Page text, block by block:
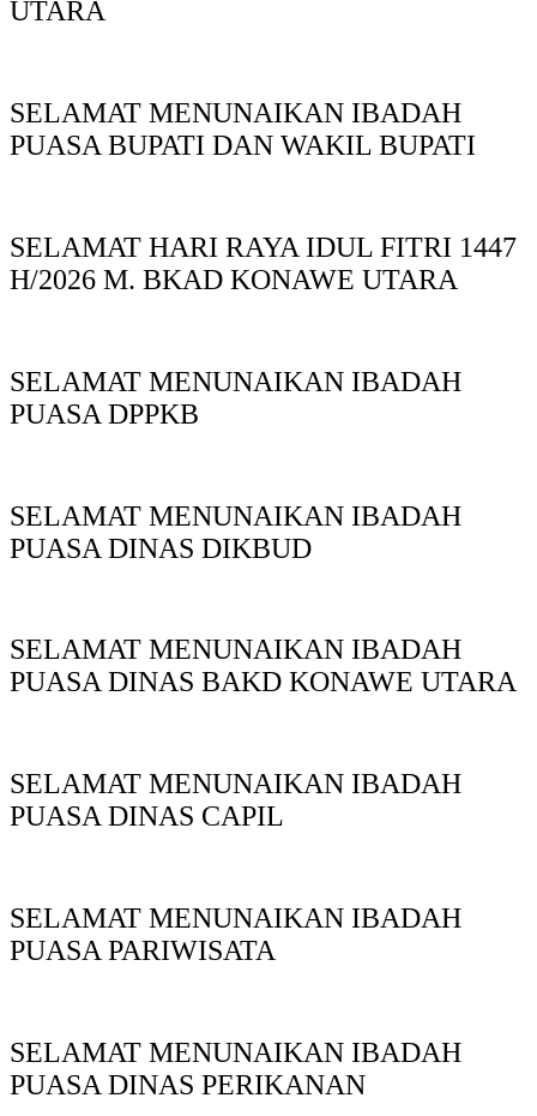
UTARA
SELAMAT MENUNAIKAN IBADAH
PUASA BUPATI DAN WAKIL BUPATI
SELAMAT HARI RAYA IDUL FITRI 1447
H/2026 M. BKAD KONAWE UTARA
SELAMAT MENUNAIKAN IBADAH
PUASA DPPKB
SELAMAT MENUNAIKAN IBADAH
PUASA DINAS DIKBUD
SELAMAT MENUNAIKAN IBADAH
PUASA DINAS BAKD KONAWE UTARA
SELAMAT MENUNAIKAN IBADAH
PUASA DINAS CAPIL
SELAMAT MENUNAIKAN IBADAH
PUASA PARIWISATA
SELAMAT MENUNAIKAN IBADAH
PUASA DINAS PERIKANAN